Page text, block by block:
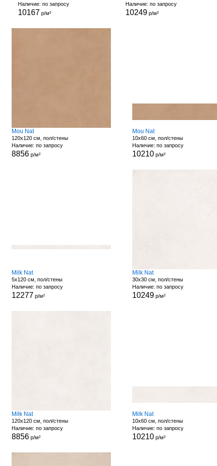
Наличие: по запросу
10167 р/м²
Наличие: по запросу
10249 р/м²
Mou Nat
120x120 см, пол/стены
Наличие: по запросу
8856р/м²
Mou Nat
10x60 см, пол/стены
Наличие: по запросу
10210р/м²
Milk Nat
5x120 см, пол/стены
Наличие: по запросу
12277 р/м²
Milk Nat
30x30 см, пол/стены
Наличие: по запросу
10249р/м²
Milk Nat
120x120 см, пол/стены
Наличие: по запросу
8856р/м²
Milk Nat
10x60 см, пол/стены
Наличие: по запросу
10210р/м²